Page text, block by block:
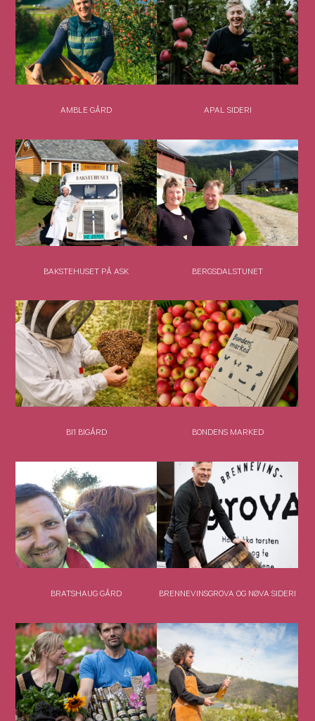
AMBLE GÅRD APAL SIDERI
BAKSTEHUSET PÅ ASK BERGSDALSTUNET
BI1 BIGÅRD BONDENS MARKED
BRATSHAUG GÅRD BRENNEVINSGROVA OG NØVA SIDERI